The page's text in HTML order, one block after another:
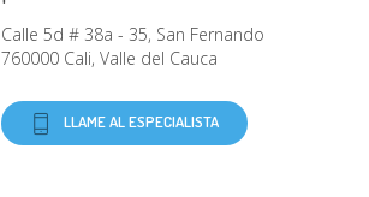
Trastorno de Crohn
Ulcera gástrica
Calle 5d # 38a - 35, San Fernando
760000 Cali, Valle del Cauca
LLAME AL ESPECIALISTA